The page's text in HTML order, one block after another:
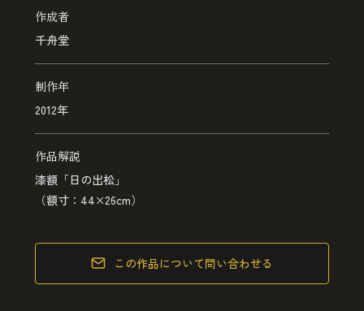
作成者
千舟堂
制作年
2012年
作品解説
漆額「日の出松」
（額寸：44×26cm）
この作品について問い合わせる